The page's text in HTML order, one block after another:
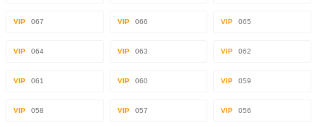
VIP 067 VIP 066 VIP 065
VIP 064 VIP 063 VIP 062
VIP 061 VIP 060 VIP 059
VIP 058 VIP 057 VIP 056